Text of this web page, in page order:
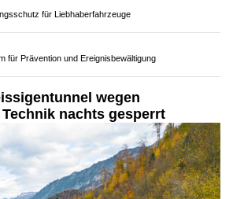
– für eine artgerechte Ernährung